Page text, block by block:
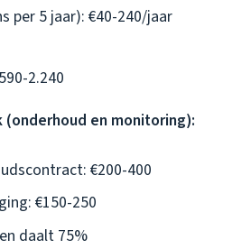
per 5 jaar): €40-240/jaar
2.240
en monitoring):
€200-400
€150-250
daalt 75%